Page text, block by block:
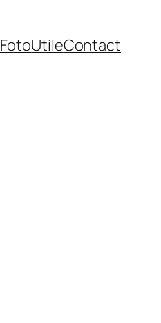
FotoUtileContact